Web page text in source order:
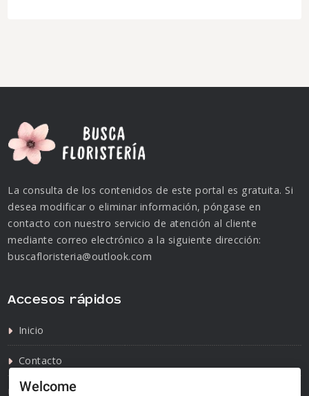
La consulta de los contenidos de este portal es gratuita. Si
desea modificar o eliminar información, póngase en
contacto con nuestro servicio de atención al cliente
mediante correo electrónico a la siguiente dirección:
buscafloristeria@outlook.com
Accesos rápidos
Inicio
Contacto
Política de privacidad
Welcome